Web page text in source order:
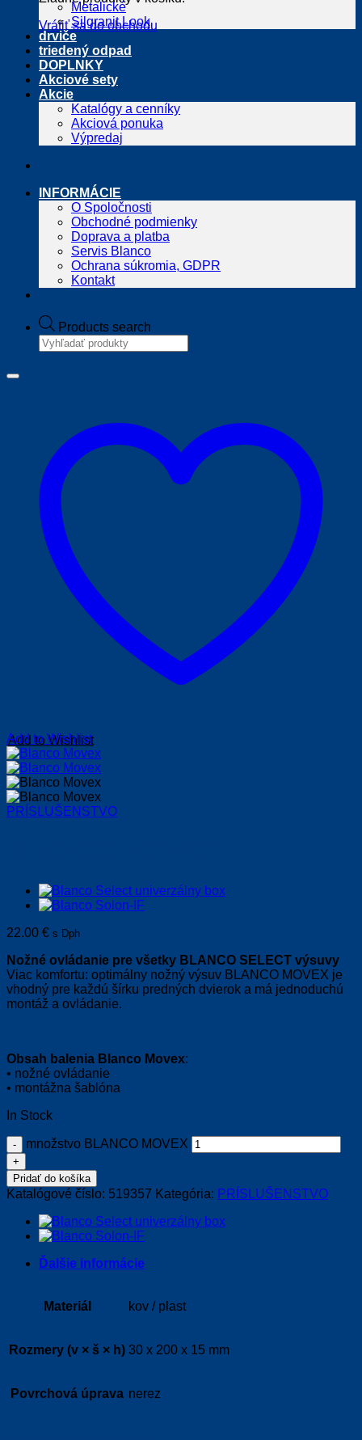
Vrátiť sa do obchodu
Metalické
Silgranit Look
drviče
triedený odpad
DOPLNKY
Akciové sety
Akcie
Katalógy a cenníky
Akciová ponuka
Výpredaj
INFORMÁCIE
O Spoločnosti
Obchodné podmienky
Doprava a platba
Servis Blanco
Ochrana súkromia, GDPR
Kontakt
Products search
Add to Wishlist
PRÍSLUŠENSTVO
22.00 € s Dph
Nožné ovládanie pre všetky BLANCO SELECT výsuvy
Viac komfortu: optimálny nožný výsuv BLANCO MOVEX je
vhodný pre každú šírku predných dvierok a má jednoduchú
montáž a ovládanie.
Obsah balenia Blanco Movex:
• nožné ovládanie
• montážna šablóna
In Stock
množstvo BLANCO MOVEX
Pridať do košíka
Katalógové číslo: 519357 Kategória: PRÍSLUŠENSTVO
Ďalšie informácie
Materiál kov / plast
Rozmery (v × š × h) 30 x 200 x 15 mm
Povrchová úprava nerez